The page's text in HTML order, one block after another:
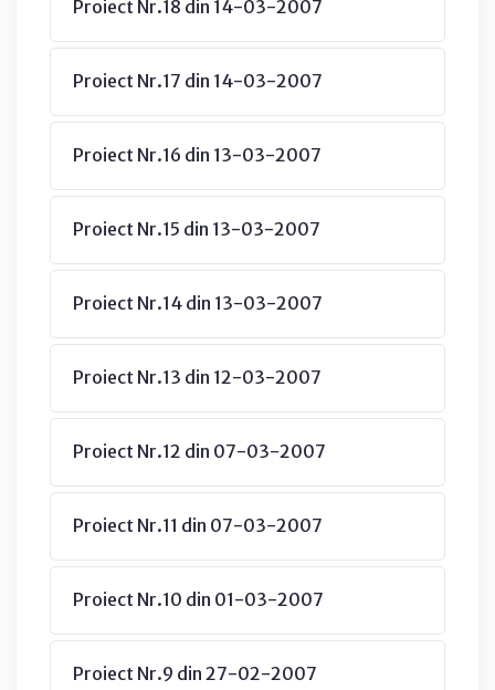
Proiect Nr.18 din 14-03-2007
Proiect Nr.17 din 14-03-2007
Proiect Nr.16 din 13-03-2007
Proiect Nr.15 din 13-03-2007
Proiect Nr.14 din 13-03-2007
Proiect Nr.13 din 12-03-2007
Proiect Nr.12 din 07-03-2007
Proiect Nr.11 din 07-03-2007
Proiect Nr.10 din 01-03-2007
Proiect Nr.9 din 27-02-2007